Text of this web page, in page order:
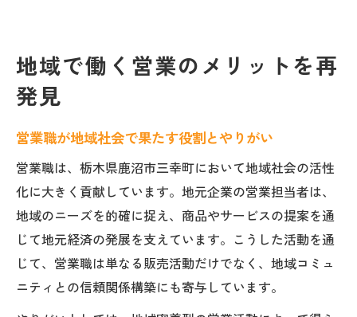
地域で働く営業のメリットを再
発見
営業職が地域社会で果たす役割とやりがい
営業職は、栃木県鹿沼市三幸町において地域社会の活性
化に大きく貢献しています。地元企業の営業担当者は、
地域のニーズを的確に捉え、商品やサービスの提案を通
じて地元経済の発展を支えています。こうした活動を通
じて、営業職は単なる販売活動だけでなく、地域コミュ
ニティとの信頼関係構築にも寄与しています。